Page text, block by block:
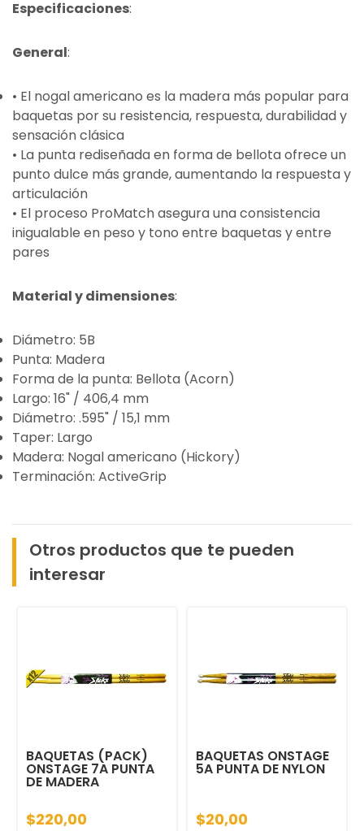
Especificaciones:
General:
• El nogal americano es la madera más popular para
baquetas por su resistencia, respuesta, durabilidad y
sensación clásica
• La punta rediseñada en forma de bellota ofrece un
punto dulce más grande, aumentando la respuesta y
articulación
• El proceso ProMatch asegura una consistencia
inigualable en peso y tono entre baquetas y entre
pares
Material y dimensiones:
Diámetro: 5B
Punta: Madera
Forma de la punta: Bellota (Acorn)
Largo: 16" / 406,4 mm
Diámetro: .595" / 15,1 mm
Taper: Largo
Madera: Nogal americano (Hickory)
Terminación: ActiveGrip
Otros productos que te pueden
interesar
BAQUETAS (PACK)
ONSTAGE 7A PUNTA
DE MADERA
$220,00
BAQUETAS ONSTAGE
5A PUNTA DE NYLON
$20,00